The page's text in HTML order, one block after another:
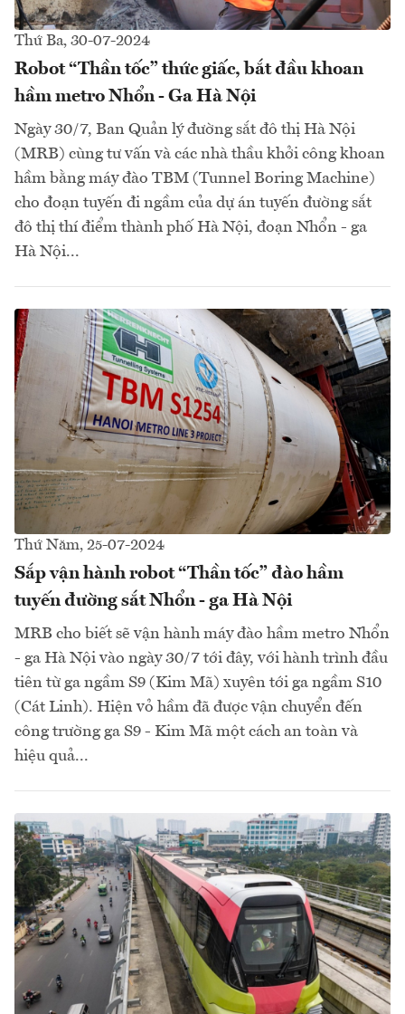
Thứ Ba, 30-07-2024
Robot “Thần tốc” thức giấc, bắt đầu khoan
hầm metro Nhổn - Ga Hà Nội
Ngày 30/7, Ban Quản lý đường sắt đô thị Hà Nội
(MRB) cùng tư vấn và các nhà thầu khởi công khoan
hầm bằng máy đào TBM (Tunnel Boring Machine)
cho đoạn tuyến đi ngầm của dự án tuyến đường sắt
đô thị thí điểm thành phố Hà Nội, đoạn Nhổn - ga
Hà Nội...
Thứ Năm, 25-07-2024
Sắp vận hành robot “Thần tốc” đào hầm
tuyến đường sắt Nhổn - ga Hà Nội
MRB cho biết sẽ vận hành máy đào hầm metro Nhổn
- ga Hà Nội vào ngày 30/7 tới đây, với hành trình đầu
tiên từ ga ngầm S9 (Kim Mã) xuyên tới ga ngầm S10
(Cát Linh). Hiện vỏ hầm đã được vận chuyển đến
công trường ga S9 - Kim Mã một cách an toàn và
hiệu quả...